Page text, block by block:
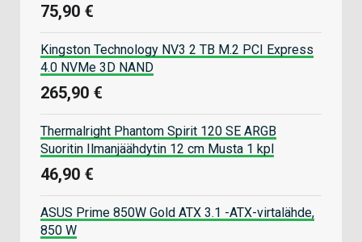
75,90 €
Kingston Technology NV3 2 TB M.2 PCI Express
4.0 NVMe 3D NAND
265,90 €
Thermalright Phantom Spirit 120 SE ARGB
Suoritin Ilmanjäähdytin 12 cm Musta 1 kpl
46,90 €
ASUS Prime 850W Gold ATX 3.1 -ATX-virtalähde,
850 W